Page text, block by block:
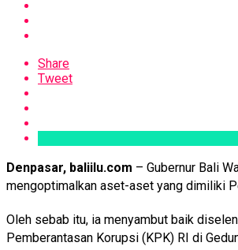
Share
Tweet
Denpasar, baliilu.com – Gubernur Bali
mengoptimalkan aset-aset yang dimiliki
Oleh sebab itu, ia menyambut baik
Pemberantasan Korupsi (KPK) RI di